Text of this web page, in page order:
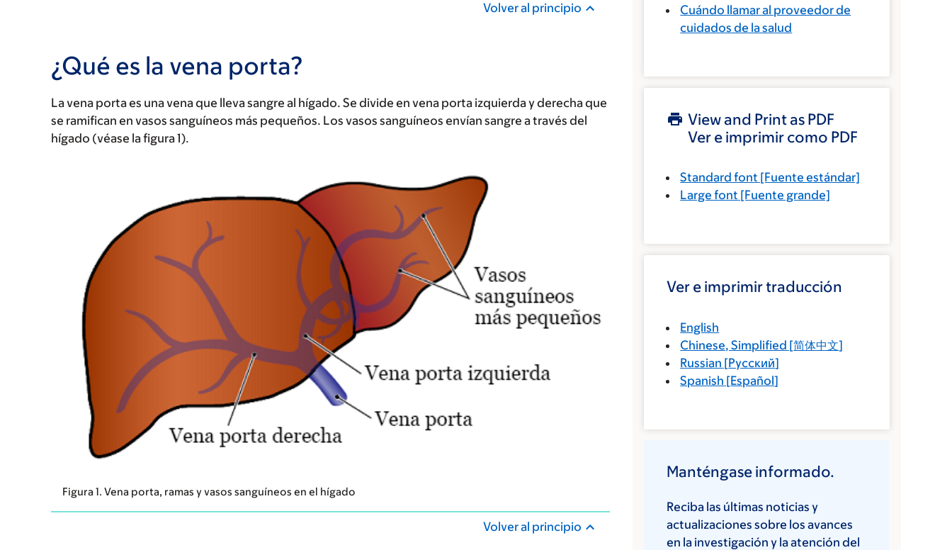
Volver al principio
¿Qué es la vena porta?
La vena porta es una vena que lleva sangre al hígado. Se divide en vena porta izquierda y derecha que
se ramifican en vasos sanguíneos más pequeños. Los vasos sanguíneos envían sangre a través del
hígado (véase la figura 1).
Figura 1. Vena porta, ramas y vasos sanguíneos en el hígado
Volver al principio
Cuándo llamar al proveedor de
cuidados de la salud
View and Print as PDF
Ver e imprimir como PDF
Standard font [Fuente estándar]
Large font [Fuente grande]
Ver e imprimir traducción
English
Chinese, Simplified [简体中文]
Russian [Русский]
Spanish [Español]
Manténgase informado.
Reciba las últimas noticias y
actualizaciones sobre los avances
en la investigación y la atención del